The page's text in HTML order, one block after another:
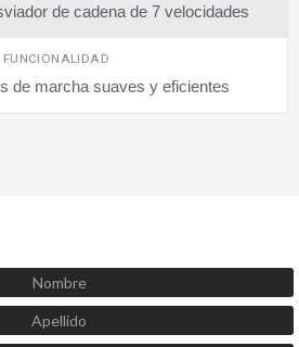
de cadena de 7 velocidades
FUNCIONALIDAD
de marcha suaves y eficientes